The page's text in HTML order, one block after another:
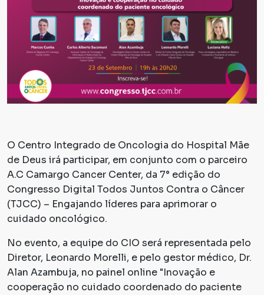
O Centro Integrado de Oncologia do Hospital Mãe
de Deus irá participar, em conjunto com o parceiro
A.C Camargo Cancer Center, da 7° edição do
Congresso Digital Todos Juntos Contra o Câncer
(TJCC) – Engajando líderes para aprimorar o
cuidado oncológico.
No evento, a equipe do CIO será representada pelo
Diretor, Leonardo Morelli, e pelo gestor médico, Dr.
Alan Azambuja, no painel online "Inovação e
cooperação no cuidado coordenado do paciente